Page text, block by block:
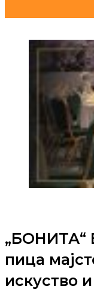
„БОНИТА“
пица
искуство